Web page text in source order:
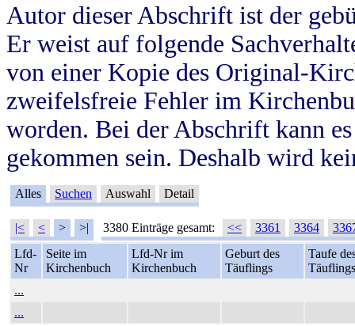
Autor dieser Abschrift ist der
Er weist auf folgende
von einer Kopie des Original-
zweifelsfreie Fehler im
worden. Bei der Abschrift kann
gekommen sein. Deshalb wird
Alles Suchen Auswahl Detail
|< < > >| 3380 Einträge gesamt: << 3361 3364
Lfd-
Nr
Seite im
Kirchenbuch
Lfd-Nr im
Kirchenbuch
Geburt des
Täuflings
Taufe
Täuflings
...
...